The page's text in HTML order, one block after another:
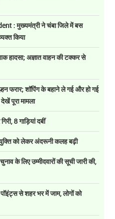
: मुख्यमंत्री ने चंबा जिले में बस
किया
हादसा; अज्ञात वाहन की टक्कर से
फरार; शॉपिंग के बहाने ले गई और हो गई
पूरा मामला
8 गाड़ियां दबीं
को लेकर अंदरूनी कलह बढ़ी
के लिए उम्मीदवारों की सूची जारी की,
से शहर भर में जाम, लोगों को